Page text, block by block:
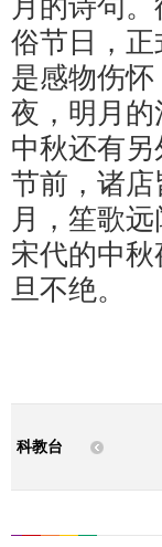
月的诗句
俗节日，
是感物伤
夜，明月
中秋还有
节前，诸
月，笙歌
宋代的中
旦不绝。
科教台